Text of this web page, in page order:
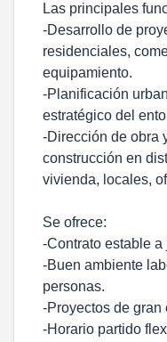
Las principales
-Desarrollo de
residenciales,
equipamiento.
-Planificación
estratégico del
-Dirección de obra
construcción en
vivienda, locales,
Se ofrece:
-Contrato estable
-Buen ambiente
personas.
-Proyectos de gran
-Horario partido